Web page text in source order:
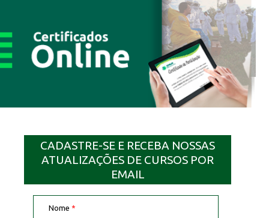
CADASTRE-SE E RECEBA NOSSAS
ATUALIZAÇÕES DE CURSOS POR
EMAIL
Nome *